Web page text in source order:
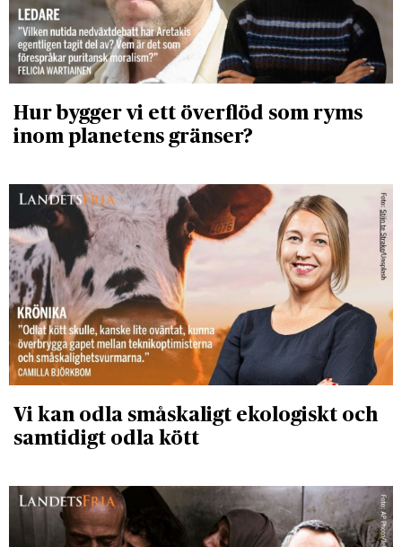
Hur bygger vi ett överflöd som ryms
inom planetens gränser?
Vi kan odla småskaligt ekologiskt och
samtidigt odla kött